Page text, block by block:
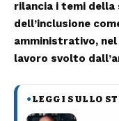
rilancia i temi
dell’inclusione
amministrativo,
lavoro svolto
●LEGGI SULLO